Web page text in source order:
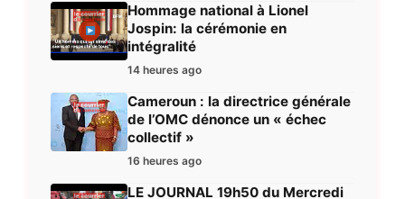
Hommage national à Lionel
Jospin: la cérémonie en
intégralité
14 heures ago
Cameroun : la directrice générale
de l’OMC dénonce un « échec
collectif »
16 heures ago
LE JOURNAL 19h50 du Mercredi